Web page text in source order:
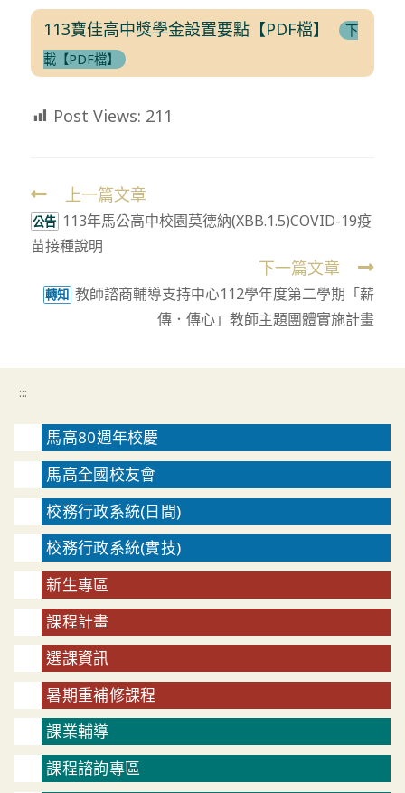
113寶佳高中獎學金設置要點【PDF檔】
下
載【PDF檔】
Post Views: 211
Read
more
articles
上一篇文章
公告 113年馬公高中校園莫德納(XBB.1.5)COVID-19疫
苗接種說明
下一篇文章
轉知 教師諮商輔導支持中心112學年度第二學期「薪
傳．傳心」教師主題團體實施計畫
:::
馬高80週年校慶
馬高全國校友會
校務行政系統(日間)
校務行政系統(實技)
新生專區
課程計畫
選課資訊
暑期重補修課程
課業輔導
課程諮詢專區